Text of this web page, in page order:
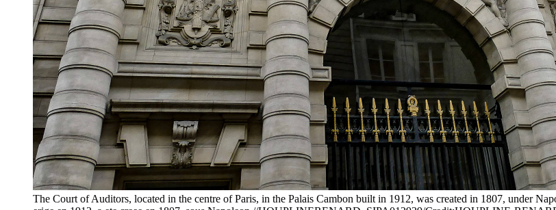
The Court of Auditors, located in the centre of Paris, in the Palais Cambon built in 1912, was created in 1807, under